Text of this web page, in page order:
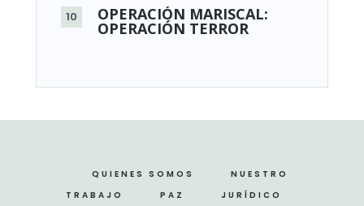
OPERACIÓN MARISCAL:
OPERACIÓN TERROR
QUIENES SOMOS
NUESTRO
TRABAJO
PAZ
JURÍDICO